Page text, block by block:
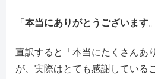
「本当にありがとうございます
直訳すると「本当にたくさんあ
が、実際はとても感謝している